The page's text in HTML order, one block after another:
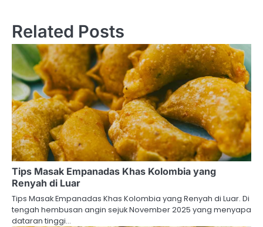
Related Posts
Tips Masak Empanadas Khas Kolombia yang
Renyah di Luar
Tips Masak Empanadas Khas Kolombia yang Renyah di Luar. Di
tengah hembusan angin sejuk November 2025 yang menyapa
dataran tinggi…